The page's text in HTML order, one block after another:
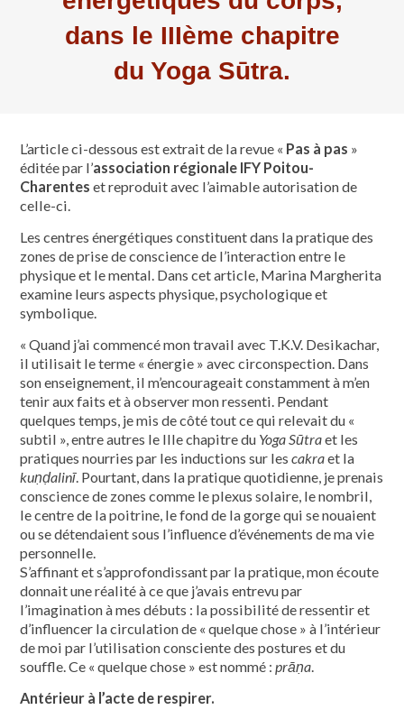
dans le IIIème chapitre
du Yoga Sūtra.
L’article ci-dessous est extrait de la revue « Pas à pas »
éditée par l’association régionale IFY Poitou-
Charentes et reproduit avec l’aimable autorisation de
celle-ci.
Les centres énergétiques constituent dans la pratique des
zones de prise de conscience de l’interaction entre le
physique et le mental. Dans cet article, Marina Margherita
examine leurs aspects physique, psychologique et
symbolique.
« Quand j’ai commencé mon travail avec T.K.V. Desikachar,
il utilisait le terme « énergie » avec circonspection. Dans
son enseignement, il m’encourageait constamment à m’en
tenir aux faits et à observer mon ressenti. Pendant
quelques temps, je mis de côté tout ce qui relevait du «
subtil », entre autres le IIIe chapitre du Yoga Sūtraet les
pratiques nourries par les inductions sur lescakraet la
kuṇḍalinī. Pourtant, dans la pratique quotidienne, je prenais
conscience de zones comme le plexus solaire, le nombril,
le centre de la poitrine, le fond de la gorge qui se nouaient
ou se détendaient sous l’influence d’événements de ma vie
personnelle.
S’affinant et s’approfondissant par la pratique, mon écoute
donnait une réalité à ce que j’avais entrevu par
l’imagination à mes débuts : la possibilité de ressentir et
d’influencer la circulation de « quelque chose » à l’intérieur
de moi par l’utilisation consciente des postures et du
souffle. Ce « quelque chose » est nommé : prāṇa
Antérieur à l’acte de respirer.